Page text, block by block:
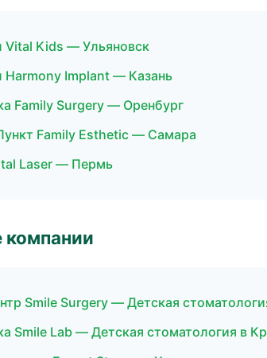
Vital Kids — Ульяновск
Harmony Implant — Казань
Family Surgery — Оренбург
Family Esthetic — Самара
Laser — Пермь
компании
Smile Surgery — Детская
Smile Lab — Детская стоматология в